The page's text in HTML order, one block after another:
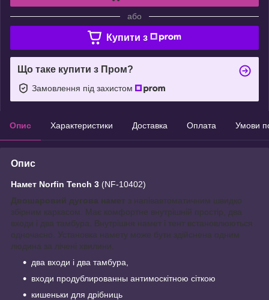
або
Купити з
Що таке купити з Пром?
Замовлення під захистом
Опис Характеристики Доставка Оплата Умови
Опис
Намет Norfin Tench 3 (NF-10402)
Двошаровий дугова намет з напівавтоматичним швидко
збірним каркасом. Має комфортне внутрішній простір, два
входи і два тамбура. Внутрішня намет і тент встановлюються
одночасно. Установка намету може бути здійснена одним
людина за лічені хвилини.
два входи і два тамбура,
входи продублированны антимоскітною сіткою
кишеньки для дрібниць